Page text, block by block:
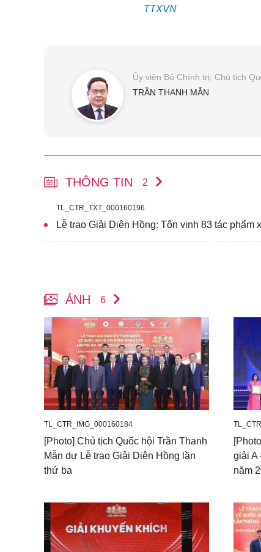
TTXVN
Ủy viên Bộ Chính trị; Chủ tịch
TRẦN THANH MẪN
THÔNG TIN 2
TL_CTR_TXT_000160196
Lễ trao Giải Diên Hồng: Tôn vinh 83 tác phẩm
ẢNH 6
TL_CTR_IMG_000160184
[Photo] Chủ tịch Quốc hội Trần Thanh
Mẫn dự Lễ trao Giải Diên Hồng lần
thứ ba
giải A
năm